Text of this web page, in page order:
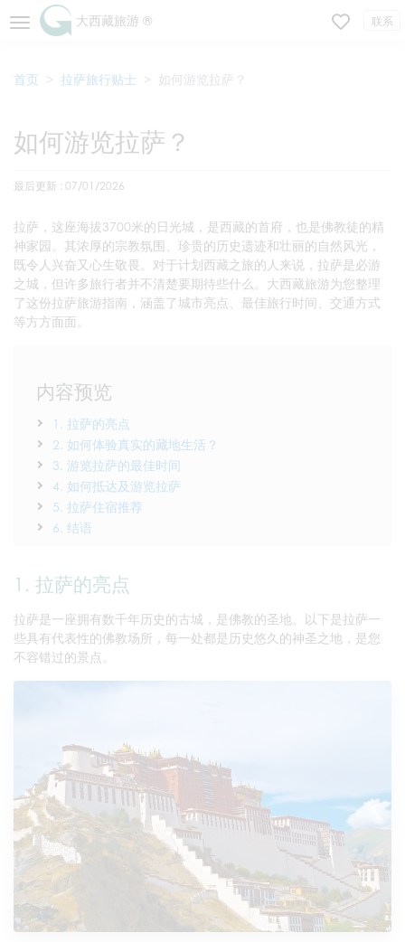
大西藏旅游 ® 联系
首页 拉萨旅行贴士 如何游览拉萨？
如何游览拉萨？
最后更新 : 07/01/2026
拉萨，这座海拔3700米的日光城，是西藏的首府，也是佛教徒的精
神家园。其浓厚的宗教氛围、珍贵的历史遗迹和壮丽的自然风光，
既令人兴奋又心生敬畏。对于计划西藏之旅的人来说，拉萨是必游
之城，但许多旅行者并不清楚要期待些什么。大西藏旅游为您整理
了这份拉萨旅游指南，涵盖了城市亮点、最佳旅行时间、交通方式
等方方面面。
内容预览
1. 拉萨的亮点
2. 如何体验真实的藏地生活？
3. 游览拉萨的最佳时间
4. 如何抵达及游览拉萨
5. 拉萨住宿推荐
6. 结语
1. 拉萨的亮点
拉萨是一座拥有数千年历史的古城，是佛教的圣地。以下是拉萨一
些具有代表性的佛教场所，每一处都是历史悠久的神圣之地，是您
不容错过的景点。